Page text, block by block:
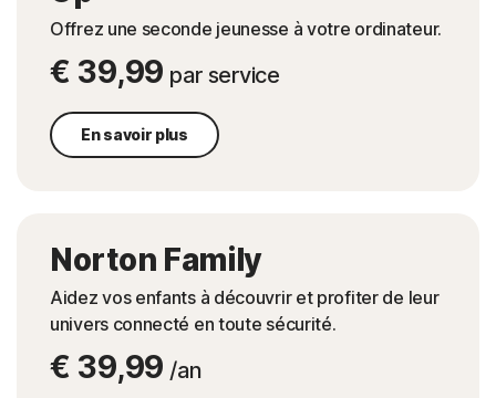
Offrez une seconde jeunesse à votre ordinateur.
€ 39,99 par service
En savoir plus
Norton Family
Aidez vos enfants à découvrir et profiter de leur
univers connecté en toute sécurité.
€ 39,99 /an